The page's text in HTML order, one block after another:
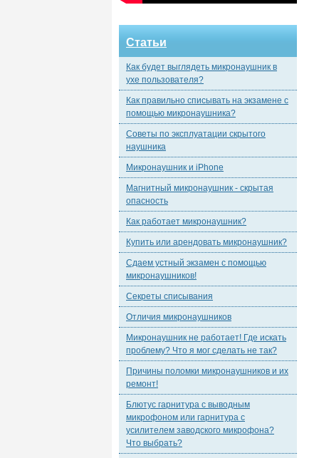
Статьи
Как будет выглядеть микронаушник в
ухе пользователя?
Как правильно списывать на экзамене с
помощью микронаушника?
Советы по эксплуатации скрытого
наушника
Микронаушник и iPhone
Магнитный микронаушник - скрытая
опасность
Как работает микронаушник?
Купить или арендовать микронаушник?
Сдаем устный экзамен с помощью
микронаушников!
Секреты списывания
Отличия микронаушников
Микронаушник не работает! Где искать
проблему? Что я мог сделать не так?
Причины поломки микронаушников и их
ремонт!
Блютус гарнитура с выводным
микрофоном или гарнитура с
усилителем заводского микрофона?
Что выбрать?